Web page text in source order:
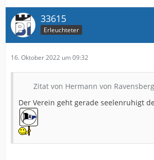
33615
Erleuchteter
16. Oktober 2022 um 09:32
Zitat von Hermann von Ravensberg
Der Verein geht gerade seelenruhigt